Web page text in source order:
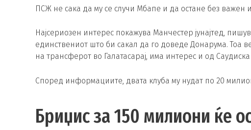
ПСЖ не сака да му се случи Мбапе и да остане без важен
Најсериозен интерес покажува Манчестер јунајтед,
единствениот што би сакал да го доведе Донарума. Тоа
на трансферот во Галатасарај, има интерес и од Саудиска
Според информациите, двата клуба му нудат по 20
Бриџис за 150 милиони ќе